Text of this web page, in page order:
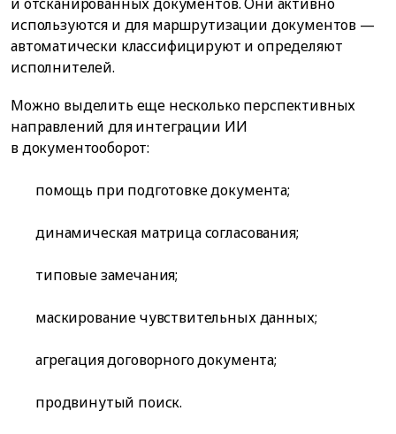
используются и для маршрутизации документов —
автоматически классифицируют и определяют
исполнителей.
Можно выделить еще несколько перспективных
направлений для интеграции ИИ
в документооборот:
помощь при подготовке документа;
динамическая матрица согласования;
типовые замечания;
маскирование чувствительных данных;
агрегация договорного документа;
продвинутый поиск.